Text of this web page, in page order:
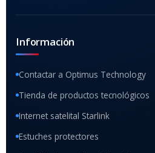
Información
Contactar a Optimus Technology
Tienda de productos tecnológicos
Internet satelital Starlink
Estuches protectores